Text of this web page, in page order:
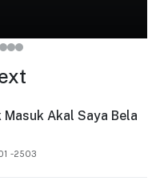
Masuk Akal Saya Bela
2503